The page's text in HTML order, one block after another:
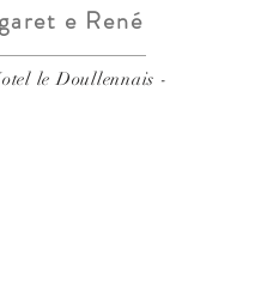
e René
le Doullennais -